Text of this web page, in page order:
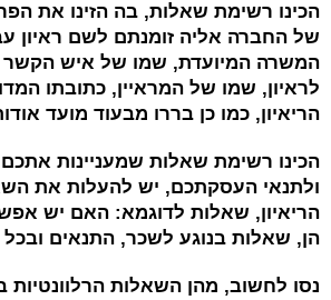
הכינו רשימת שאלות, בה הזינו את
של החברה אליה זומנתם לשם ראיון
המשרה המיועדת, שמו של איש הקשר
לראיון, שמו של המראיין, כתובתו
הריאיון, כמו כן בררו מבעוד מועד
הכינו רשימת שאלות שמעניינות
ולתנאי העסקתכם, יש להעלות את
הריאיון, שאלות לדוגמא: האם יש
הן, שאלות בנוגע לשכר, התנאים
נסו לחשוב, מהן השאלות הרלוונטיות